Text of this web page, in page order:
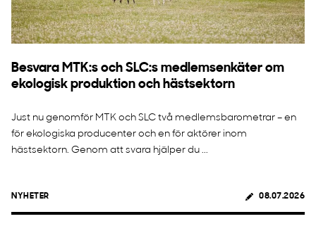
Besvara MTK:s och SLC:s medlemsenkäter om
ekologisk produktion och hästsektorn
Just nu genomför MTK och SLC två medlemsbarometrar – en
för ekologiska producenter och en för aktörer inom
hästsektorn. Genom att svara hjälper du ...
NYHETER 08.07.2026